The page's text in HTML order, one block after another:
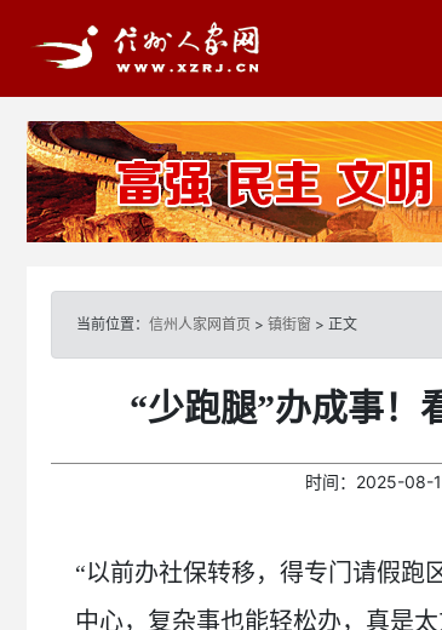
当前位置： 信州人家网首页 > 镇街窗 > 正文
“少跑腿”办成事！
时间： 2025-08-
“以前办社保转移，得专门请假跑
中心，复杂事也能轻松办，真是